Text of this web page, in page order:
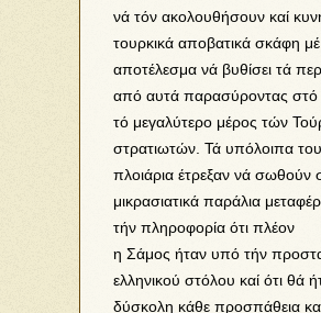
νά τόν ακολουθήσουν καί
τουρκικά αποβατικά σκάφη μέ
αποτέλεσμα νά βυθίσει τά
από αυτά παρασύροντας στό
τό μεγαλύτερο μέρος τών
στρατιωτών. Τά υπόλοιπα
πλοιάρια έτρεξαν νά σωθούν
μικρασιατικά παράλια
τήν πληροφορία ότι πλέον
η Σάμος ήταν υπό τήν
ελληνικού στόλου καί ότι θά
δύσκολη κάθε προσπάθεια